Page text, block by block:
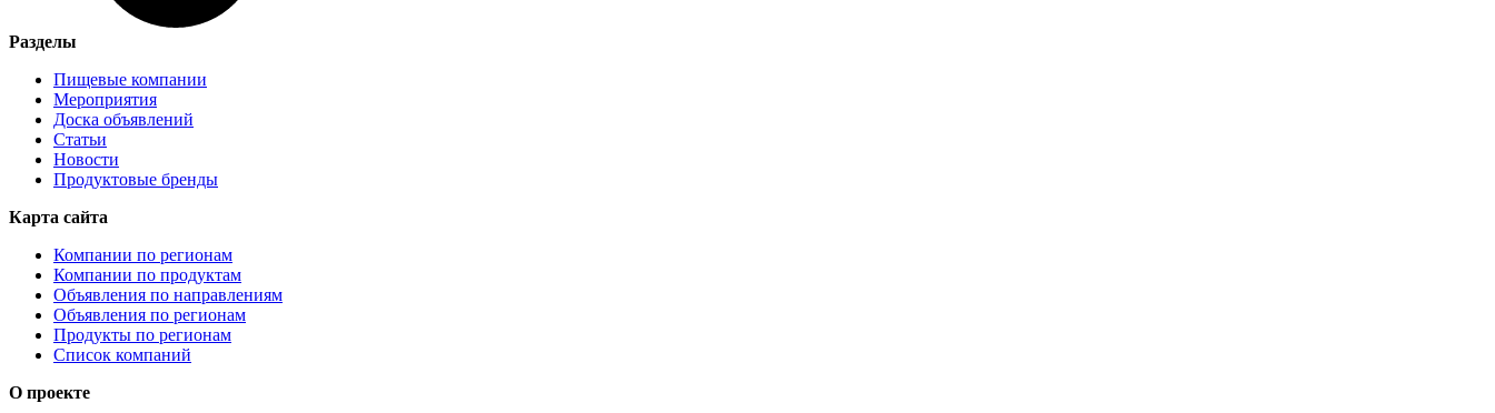
Разделы
Пищевые компании
Мероприятия
Доска объявлений
Статьи
Новости
Продуктовые бренды
Карта сайта
Компании по регионам
Компании по продуктам
Объявления по направлениям
Объявления по регионам
Продукты по регионам
Список компаний
О проекте